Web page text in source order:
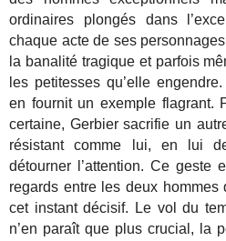
ordinaires plongés dans
chaque acte de ses
la banalité tragique et parfois
les petitesses qu’elle
en fournit un exemple flagrant.
certaine, Gerbier sacrifie un
résistant comme lui, en lui
détourner l’attention. Ce geste
regards entre les deux
cet instant décisif. Le vol du
n’en paraît que plus crucial, la